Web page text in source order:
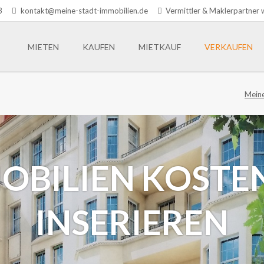
kontakt@meine-stadt-immobilien.de Vermittler & Maklerpartner
MIETEN KAUFEN MIETKAUF VERKAUFEN
INSERIEREN